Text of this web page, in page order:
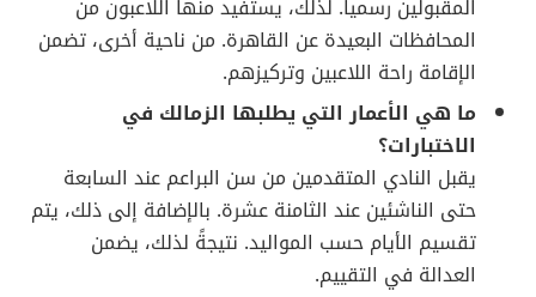
المقبولين رسمياً. لذلك، يستفيد منها اللاعبون من
المحافظات البعيدة عن القاهرة. من ناحية أخرى، تضمن
الإقامة راحة اللاعبين وتركيزهم.
ما هي الأعمار التي يطلبها الزمالك في
الاختبارات؟
يقبل النادي المتقدمين من سن البراعم عند السابعة
حتى الناشئين عند الثامنة عشرة. بالإضافة إلى ذلك، يتم
تقسيم الأيام حسب المواليد. نتيجةً لذلك، يضمن
العدالة في التقييم.